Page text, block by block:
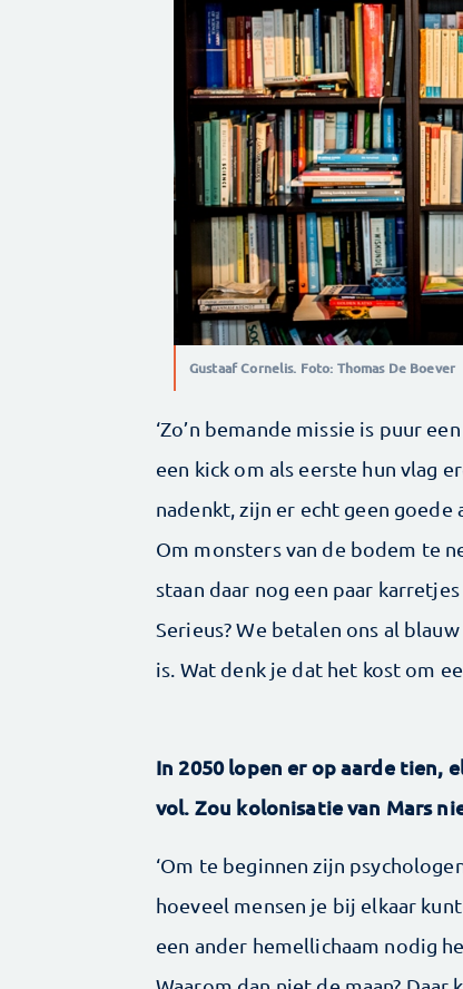
Gustaaf Cornelis. Foto: Thomas De Boever
‘Zo’n bemande missie is puur
een kick om als eerste hun vlag
nadenkt, zijn er echt geen
Om monsters van de bodem te
staan daar nog een paar
Serieus? We betalen ons al
is. Wat denk je dat het kost om
In 2050 lopen er op aarde tien,
vol. Zou kolonisatie van Mars
‘Om te beginnen zijn
hoeveel mensen je bij elkaar
een ander hemellichaam nodig